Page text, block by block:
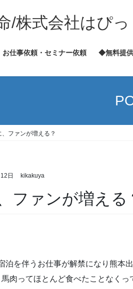
/株式会社はぴっ
お仕事依頼・セミナー依頼 ◆無料提
ファンが増える？
日 kikakuya
ファンが増える
泊を伴うお仕事が解禁になり熊本
肉ってほとんど食べたことなくっ